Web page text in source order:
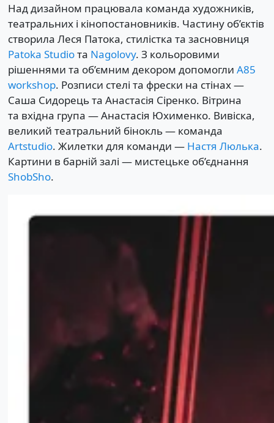
Над дизайном працювала команда художників,
театральних і кінопостановників. Частину об’єктів
створила Леся Патока, стилістка та засновниця
Patoka Studioта Nagolovy. З кольоровими
рішеннями та об’ємним декором допомогли A85
workshop. Розписи стелі та фрески на стінах —
Саша Сидорець та Анастасія Сіренко. Вітрина
та вхідна група — Анастасія Юхименко. Вивіска,
великий театральний бінокль — команда
Artstudio. Жилетки для команди — Настя Люлька.
Картини в барній залі — мистецьке об’єднання
ShobSho.